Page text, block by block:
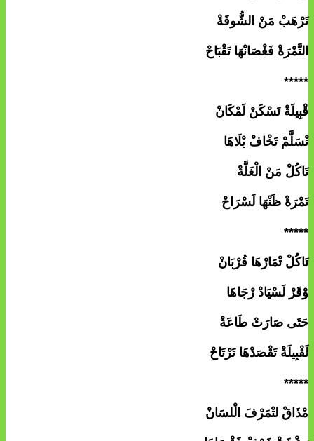
تَرْهَبْ مَنْ الشُّوفَةْ
التَّمْرَةْ فَغْصَانْهَا تَقْبَاحْ
*****
قْبِيلَةْ تَسْكَنْ لَمْكَانْ
تْسَلَّمْ تَخْافْ بْلَاهَا
تَاكُلْ مَنْ الْغَلَّةْ
تَمْرَةْ ظَنْهَا لَسْرَاحْ
*****
تَاكُلْ تْمَارْهَا قُرْبَانْ
وْقَرْ لَسْيَادْ رْجَاهَا
حَتَى صَارَتْ طَاعَةْ
لَقْبِيلَةْ تَقْصَدْهَا تَرْتَاحْ
*****
مْذَاقْ لتْمَرْفَ الْلسَانْ